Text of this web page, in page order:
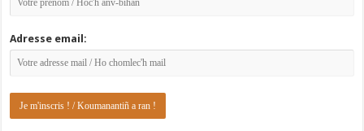
Adresse email: